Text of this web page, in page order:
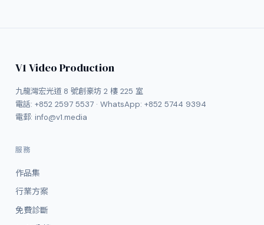
V1 Video Production
九龍灣宏光道 8 號創豪坊 2 樓 225 室
電話: +852 2597 5537· WhatsApp: +852 5744 9394
電郵: info@v1.media
服務
作品集
行業方案
免費診斷